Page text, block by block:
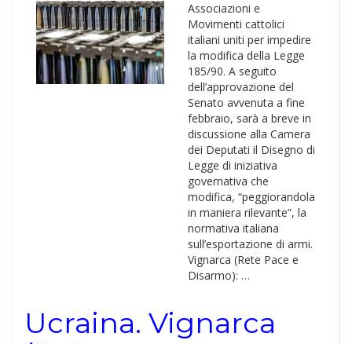
Associazioni e
Movimenti cattolici
italiani uniti per impedire
la modifica della Legge
185/90. A seguito
dell’approvazione del
Senato avvenuta a fine
febbraio, sarà a breve in
discussione alla Camera
dei Deputati il Disegno di
Legge di iniziativa
governativa che
modifica, “peggiorandola
in maniera rilevante”, la
normativa italiana
sull’esportazione di armi.
Vignarca (Rete Pace e
Disarmo): …
Ucraina. Vignarca